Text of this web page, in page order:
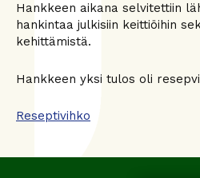
Hankkeen aikana selvitettiin
hankintaa julkisiin keittiöihin
kehittämistä.
Hankkeen yksi tulos oli
Reseptivihko